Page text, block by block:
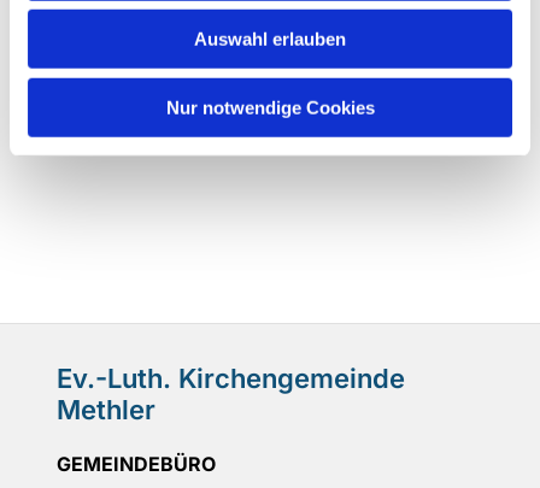
Auswahl erlauben
Nur notwendige Cookies
Ev.-Luth. Kirchengemeinde
Methler
GEMEINDEBÜRO